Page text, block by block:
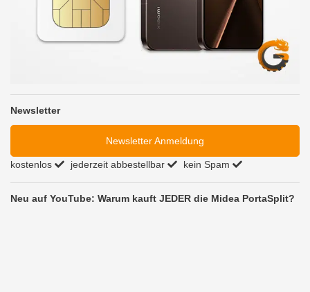
Newsletter
Newsletter Anmeldung
kostenlos jederzeit abbestellbar kein Spam
Neu auf YouTube: Warum kauft JEDER die Midea PortaSplit?